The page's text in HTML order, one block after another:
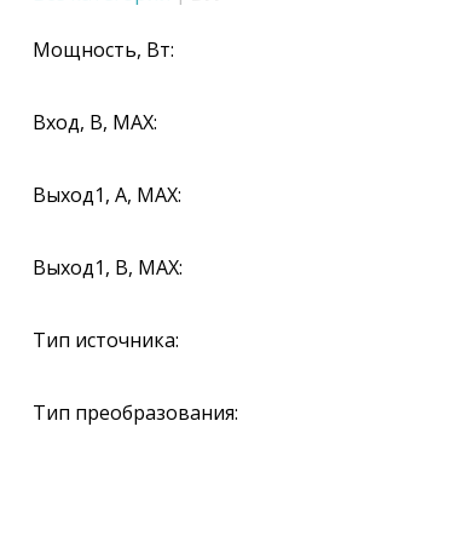
Мощность, Вт:
Вход, В, MAX:
Выход1, A, MAX:
Выход1, В, MAX:
Тип источника:
Тип преобразования: